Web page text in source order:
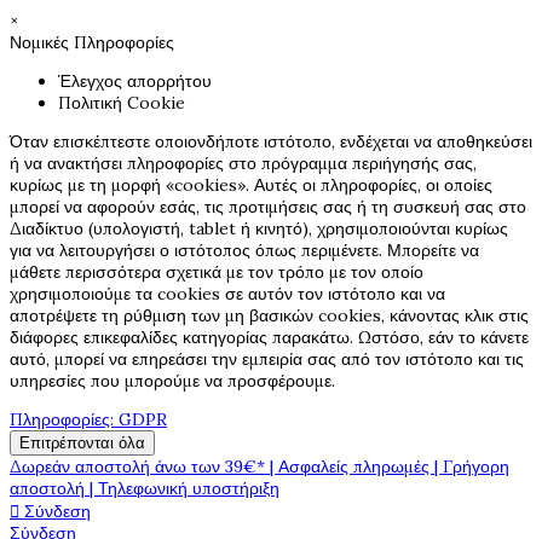
×
Νομικές Πληροφορίες
Έλεγχος απορρήτου
Πολιτική Cookie
Όταν επισκέπτεστε οποιονδήποτε ιστότοπο, ενδέχεται να αποθηκεύσει
ή να ανακτήσει πληροφορίες στο πρόγραμμα περιήγησής σας,
κυρίως με τη μορφή «cookies». Αυτές οι πληροφορίες, οι οποίες
μπορεί να αφορούν εσάς, τις προτιμήσεις σας ή τη συσκευή σας στο
Διαδίκτυο (υπολογιστή, tablet ή κινητό), χρησιμοποιούνται κυρίως
για να λειτουργήσει ο ιστότοπος όπως περιμένετε. Μπορείτε να
μάθετε περισσότερα σχετικά με τον τρόπο με τον οποίο
χρησιμοποιούμε τα cookies σε αυτόν τον ιστότοπο και να
αποτρέψετε τη ρύθμιση των μη βασικών cookies, κάνοντας κλικ στις
διάφορες επικεφαλίδες κατηγορίας παρακάτω. Ωστόσο, εάν το κάνετε
αυτό, μπορεί να επηρεάσει την εμπειρία σας από τον ιστότοπο και τις
υπηρεσίες που μπορούμε να προσφέρουμε.
Πληροφορίες: GDPR
Επιτρέπονται όλα
Δωρεάν αποστολή άνω των 39€* | Ασφαλείς πληρωμές | Γρήγορη
αποστολή | Τηλεφωνική υποστήριξη
 Σύνδεση
Σύνδεση